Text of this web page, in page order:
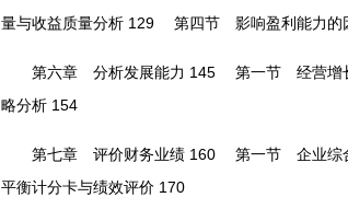
量与收益质量分析 129 第四节 影响盈利能力的
第六章 分析发展能力 145 第一节 经营增
略分析 154
第七章 评价财务业绩 160 第一节 企业综
平衡计分卡与绩效评价 170